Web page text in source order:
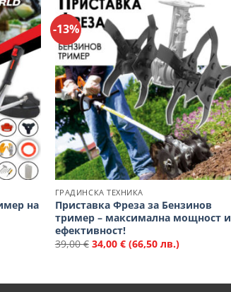
в
Любими
на
-13%
Добави
в
Любими
ГРАДИНСКА ТЕХНИКА
Приставка Фреза за Бензинов
тример – максимална мощност и
ефективност!
39,00€ 34,00€ (66,50 лв.)